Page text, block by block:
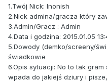
1.Twój Nick: Inonish
2.Nick admina/gracza który
3.Admin/Gracz : Admin
4.Data i godzina: 2015.01.05
5.Dowody (demko/screeny/
świadkowie
6.Opis sytuacji: No to tak
wpada do jakiejś dziury i